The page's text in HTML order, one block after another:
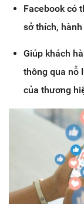
Facebook có
sở thích,
Giúp khách
thông qua nỗ
của thương